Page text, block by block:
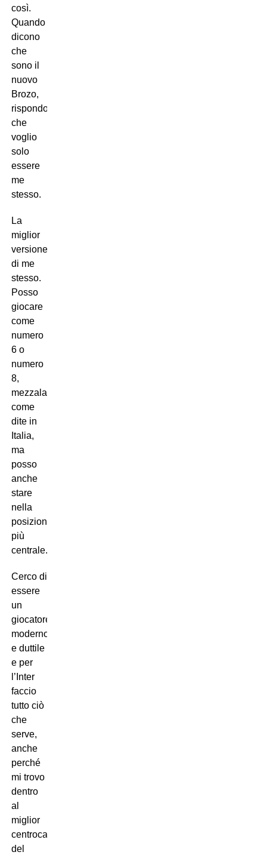
così.
Quando
dicono
che
sono il
nuovo
Brozo,
rispondo
che
voglio
solo
essere
me
stesso.
La
miglior
versione
di me
stesso.
Posso
giocare
come
numero
6 o
numero
8,
mezzala
come
dite in
Italia,
ma
posso
anche
stare
nella
posizione
più
centrale.
Cerco di
essere
un
giocatore
moderno
e duttile
e per
l’Inter
faccio
tutto ciò
che
serve,
anche
perché
mi trovo
dentro
al
miglior
centrocampo
del